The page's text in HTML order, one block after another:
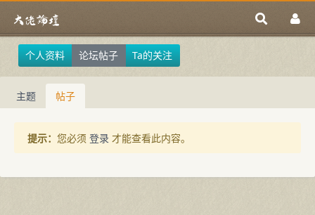
个人资料 论坛帖子 Ta的关注
主题 帖子
提示： 您必须 登录 才能查看此内容。